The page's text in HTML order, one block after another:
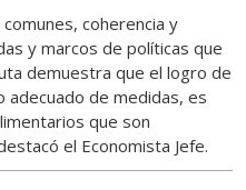
coherencia y
y marcos de políticas que
demuestra que el logro de
de medidas, es
que son
el Economista Jefe.